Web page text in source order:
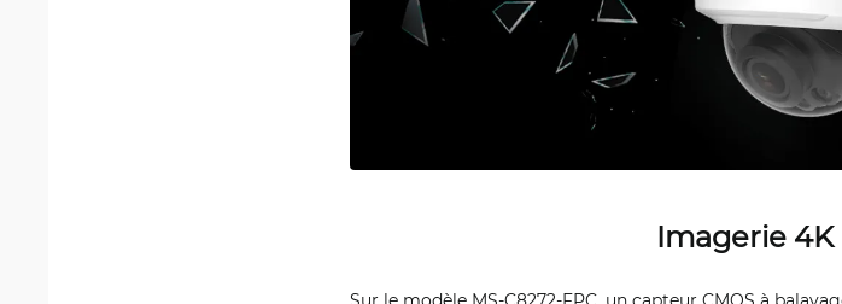
Imagerie
Sur le modèle MS-C8272-FPC, un capteur CMOS à